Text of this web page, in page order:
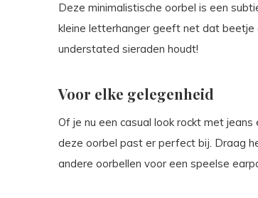
Deze minimalistische oorbel is een
kleine letterhanger geeft net dat
understated sieraden houdt!
Voor elke gelegenheid
Of je nu een casual look rockt met
deze oorbel past er perfect bij. Draag
andere oorbellen voor een speelse